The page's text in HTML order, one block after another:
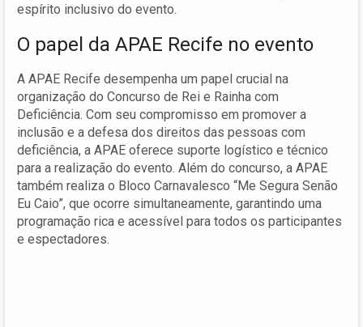
espírito inclusivo do evento.
O papel da APAE Recife no evento
A APAE Recife desempenha um papel crucial na
organização do Concurso de Rei e Rainha com
Deficiência. Com seu compromisso em promover a
inclusão e a defesa dos direitos das pessoas com
deficiência, a APAE oferece suporte logístico e técnico
para a realização do evento. Além do concurso, a APAE
também realiza o Bloco Carnavalesco “Me Segura Senão
Eu Caio”, que ocorre simultaneamente, garantindo uma
programação rica e acessível para todos os participantes
e espectadores.